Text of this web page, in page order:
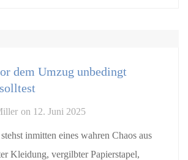
dem Umzug unbedingt
on 12. Juni 2025
inmitten eines wahren Chaos aus
Kleidung, vergilbter Papierstapel,